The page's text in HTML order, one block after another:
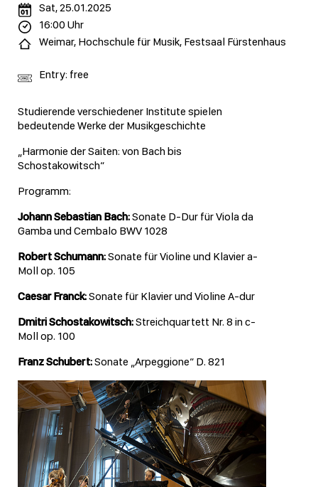
Studierende verschiedener Institute spielen
bedeutende Werke der Musikgeschichte
„Harmonie der Saiten: von Bach bis
Schostakowitsch“
Programm:
Johann Sebastian Bach:Sonate D-Dur für Viola da
Gamba und Cembalo BWV 1028
Robert Schumann:Sonate für Violine und Klavier a-
Moll op. 105
Caesar Franck:Sonate für Klavier und Violine A-dur
Dmitri Schostakowitsch:Streichquartett Nr. 8 in c-
Moll op. 100
Franz Schubert:Sonate „Arpeggione“ D. 821
Sat, 25.01.2025
16:00 Uhr
Weimar, Hochschule für Musik, Festsaal Fürstenhaus
Entry: free